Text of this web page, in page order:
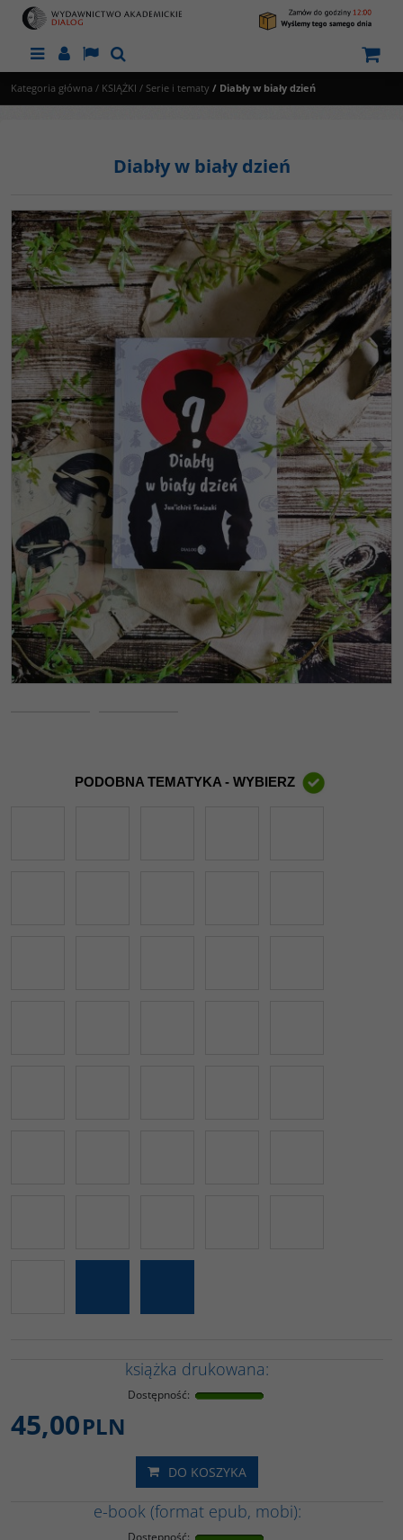
MenuPanelLangSzukaj
Kategoria główna / KSIĄŻKI / Serie i tematy / Diabły w biały dzień
Diabły w biały dzień
< >
PODOBNA TEMATYKA - WYBIERZ
książka drukowana:
Dostępność:
45,00PLN
DO KOSZYKA
e-book (format epub, mobi):
Dostępność: